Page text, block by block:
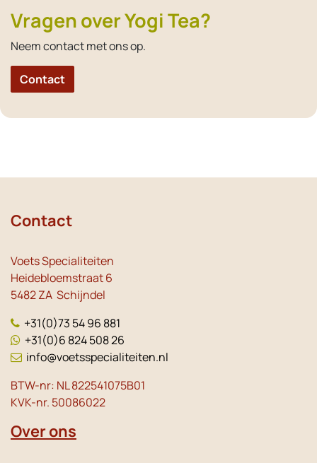
Vragen over Yogi Tea?
Neem contact met ons op.
Contact
Contact
Voets Specialiteiten
Heidebloemstraat 6
5482 ZA Schijndel
+31(0)73 54 96 881
+31(0)6 824 508 26
info@voetsspecialiteiten.nl
BTW-nr: NL 822541075B01
KVK-nr. 50086022
Over ons